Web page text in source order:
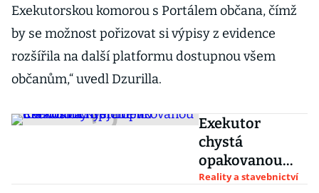
Exekutorskou komorou s Portálem občana, čímž
by se možnost pořizovat si výpisy z evidence
rozšířila na další platformu dostupnou všem
občanům,“ uvedl Dzurilla.
Exekutor
chystá
opakovanou
dražbu vily
Reality a stavebnictví